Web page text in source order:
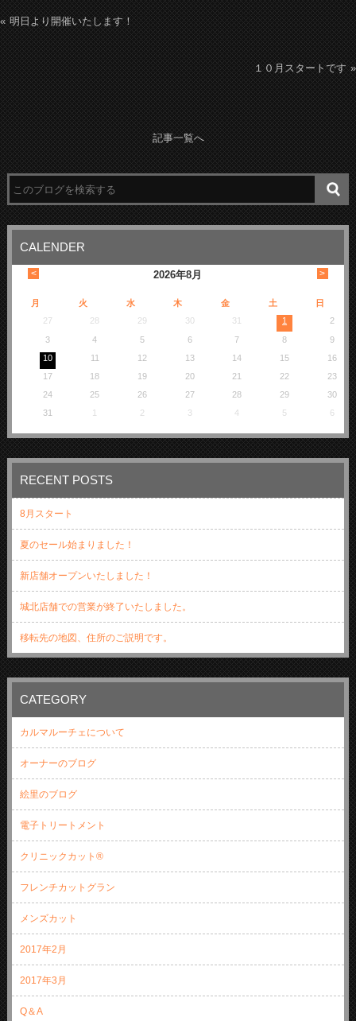
明日より開催いたします！
１０月スタートです
記事一覧へ
CALENDER
2026年8月
< >
月 火 水 木 金 土
日
27
28 29 30 31 1
2
3
4 5 6 7 8
9
10
11 12 13 14 15
16
17
18 19 20 21 22
23
24
25 26 27 28 29
30
31
1 2 3 4 5 6
RECENT POSTS
8月スタート
夏のセール始まりました！
新店舗オープンいたしました！
城北店舗での営業が終了いたしました。
移転先の地図、住所のご説明です。
CATEGORY
カルマルーチェについて
オーナーのブログ
絵里のブログ
電子トリートメント
クリニックカット®
フレンチカットグラン
メンズカット
2017年2月
2017年3月
Q＆A